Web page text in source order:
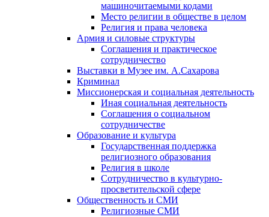
машиночитаемыми кодами
Место религии в обществе в целом
Религия и права человека
Армия и силовые структуры
Соглашения и практическое
сотрудничество
Выставки в Музее им. А.Сахарова
Криминал
Миссионерская и социальная деятельность
Иная социальная деятельность
Соглашения о социальном
сотрудничестве
Образование и культура
Государственная поддержка
религиозного образования
Религия в школе
Сотрудничество в культурно-
просветительской сфере
Общественность и СМИ
Религиозные СМИ